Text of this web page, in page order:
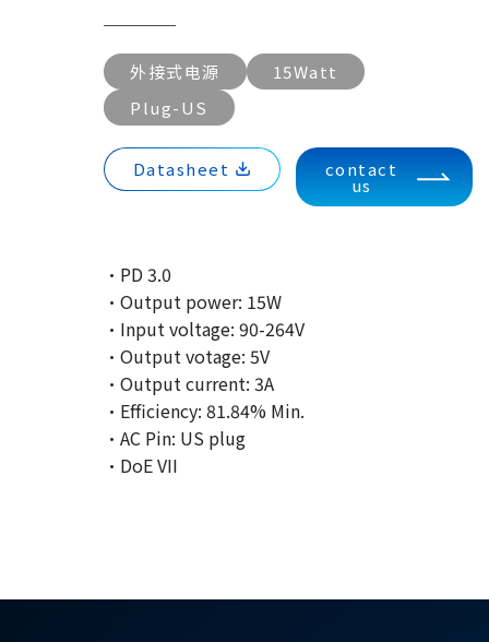
外接式电源
15Watt
Plug-US
Datasheet contact
us
·PD 3.0
·Output power: 15W
·Input voltage: 90-264V
·Output votage: 5V
·Output current: 3A
·Efficiency: 81.84% Min.
·AC Pin: US plug
·DoE VII